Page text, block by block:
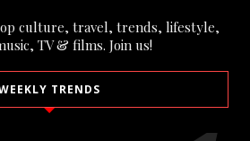
culture, travel, trends, lifestyle,
TV & films. Join us!
TRENDS